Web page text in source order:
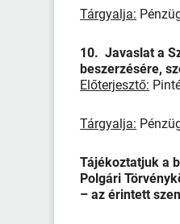
Tárgyalja:
10. Javaslat a
beszerzésére,
Előterjesztő:
Tárgyalja:
Tájékoztatjuk a
Polgári
– az érintett